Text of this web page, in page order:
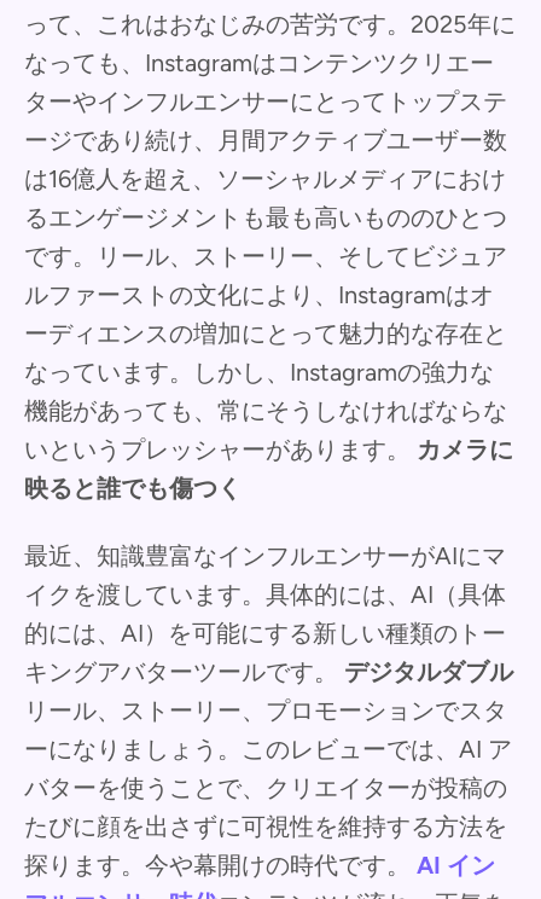
って、これはおなじみの苦労です。2025年に
なっても、Instagramはコンテンツクリエー
ターやインフルエンサーにとってトップステ
ージであり続け、月間アクティブユーザー数
は16億人を超え、ソーシャルメディアにおけ
るエンゲージメントも最も高いもののひとつ
です。リール、ストーリー、そしてビジュア
ルファーストの文化により、Instagramはオ
ーディエンスの増加にとって魅力的な存在と
なっています。しかし、Instagramの強力な
機能があっても、常にそうしなければならな
いというプレッシャーがあります。 カメラに
映ると誰でも傷つく
最近、知識豊富なインフルエンサーがAIにマ
イクを渡しています。具体的には、AI（具体
的には、AI）を可能にする新しい種類のトー
キングアバターツールです。 デジタルダブル
リール、ストーリー、プロモーションでスタ
ーになりましょう。このレビューでは、AI ア
バターを使うことで、クリエイターが投稿の
たびに顔を出さずに可視性を維持する方法を
探ります。今や幕開けの時代です。 AI イン